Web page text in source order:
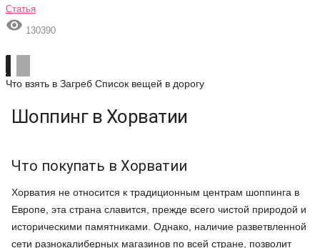
Статья
 130390
Что взять в Загреб Список вещей в дорогу
Шоппинг в Хорватии
Что покупать в Хорватии
Хорватия не относится к традиционным центрам шоппинга в
Европе, эта страна славится, прежде всего чистой природой и
историческими памятниками. Однако, наличие разветвленной
сети разнокалиберных магазинов по всей стране, позволит